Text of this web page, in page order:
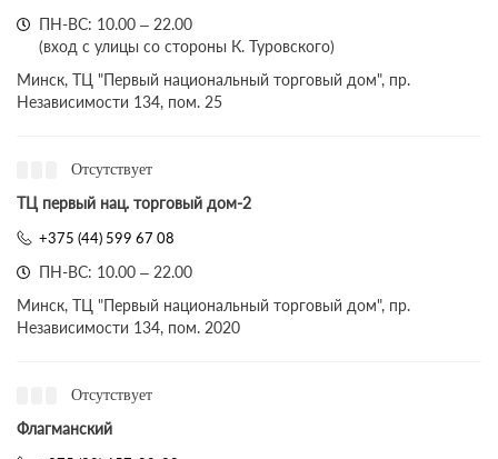
ПН-ВС: 10.00 – 22.00
(вход с улицы со стороны К. Туровского)
Минск, ТЦ "Первый национальный торговый дом", пр.
Независимости 134, пом. 25
Отсутствует
ТЦ первый нац. торговый дом-2
+375 (44) 599 67 08
ПН-ВС: 10.00 – 22.00
Минск, ТЦ "Первый национальный торговый дом", пр.
Независимости 134, пом. 2020
Отсутствует
Флагманский